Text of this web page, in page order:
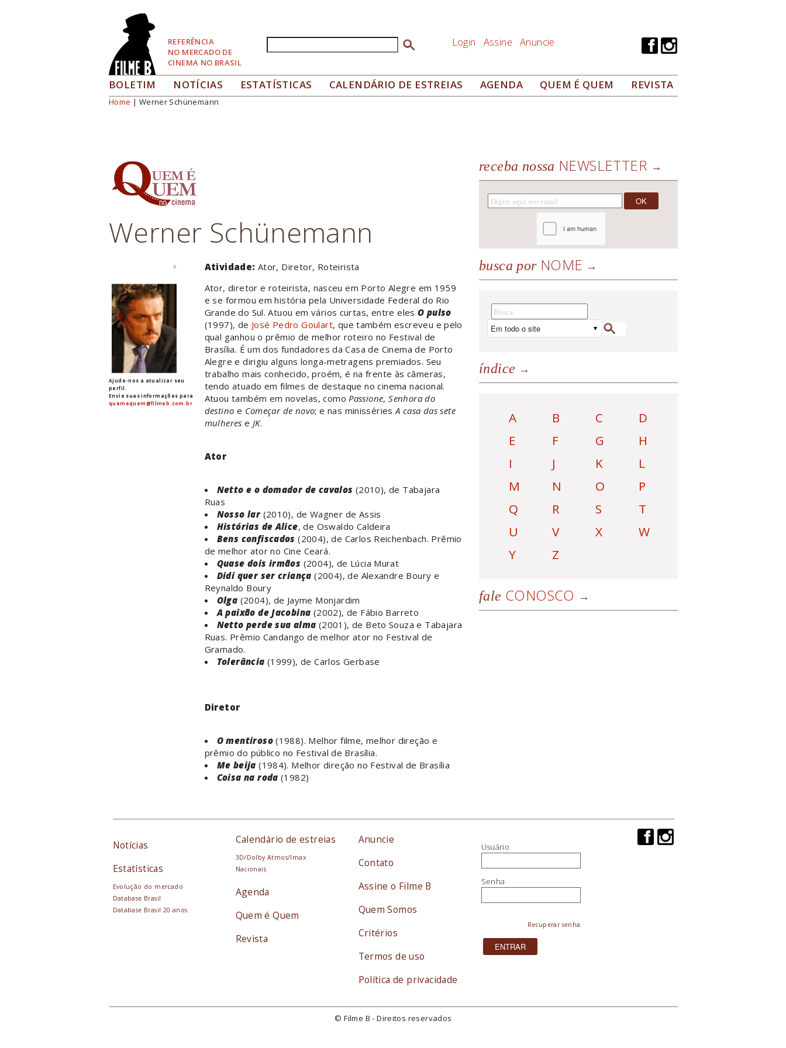
REFERÊNCIA
NO MERCADO DE
CINEMA NO BRASIL
Formulário de busca Login Assine Anuncie
BOLETIM NOTÍCIAS ESTATÍSTICAS CALENDÁRIO DE ESTREIAS AGENDA QUEM É QUEM REVISTA
Você está aqui
Home | Werner Schünemann
Werner Schünemann
x
Ajude-nos a atualizar seu
perfil.
Envie suas informações para
quemequem@filmeb.com.br
Atividade: Ator, Diretor, Roteirista
Ator, diretor e roteirista, nasceu em Porto Alegre em 1959
e se formou em história pela Universidade Federal do Rio
Grande do Sul. Atuou em vários curtas, entre elesO pulso
(1997), de José Pedro Goulart, que também escreveu e pelo
qual ganhou o prêmio de melhor roteiro no Festival de
Brasília. É um dos fundadores da Casa de Cinema de Porto
Alegre e dirigiu alguns longa-metragens premiados. Seu
trabalho mais conhecido, proém, é na frente às câmeras,
tendo atuado em filmes de destaque no cinema nacional.
Atuou também em novelas, comoPassione,Senhora do
destino e Começar de novo; e nas minissériesA casa das sete
mulheres e JK.
Ator
Netto e o domador de cavalos (2010), de Tabajara
Ruas
Nosso lar (2010), de Wagner de Assis
Histórias de Alice, de Oswaldo Caldeira
Bens confiscados (2004), de Carlos Reichenbach. Prêmio
de melhor ator no Cine Ceará.
Quase dois irmãos (2004), de Lúcia Murat
Didi quer ser criança (2004), de Alexandre Boury e
Reynaldo Boury
Olga (2004), de Jayme Monjardim
A paixão de Jacobina (2002), de Fábio Barreto
Netto perde sua alma (2001), de Beto Souza e Tabajara
Ruas. Prêmio Candango de melhor ator no Festival de
Gramado.
Tolerância (1999), de Carlos Gerbase
Diretor
O mentiroso(1988). Melhor filme, melhor direção e
prêmio do público no Festival de Brasília.
Me beija (1984). Melhor direção no Festival de Brasília
Coisa na roda (1982)
receba nossa NEWSLETTER
busca porNOME
índice
A B C
D
E
F G
H
I
J K
L
M
N O
P
Q
R S
T
U
V X
W
Y
Z
fale CONOSCO
Notícias
Estatísticas
Evolução do mercado
Database Brasil
Database Brasil 20 anos
Calendário de estreias
3D/Dolby Atmos/Imax
Nacionais
Agenda
Quem é Quem
Revista
Anuncie
Contato
Assine o Filme B
Quem Somos
Critérios
Termos de uso
Política de privacidade
Usuário
Senha
Recuperar senha
© Filme B - Direitos reservados